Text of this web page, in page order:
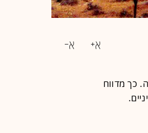
כך מדווח